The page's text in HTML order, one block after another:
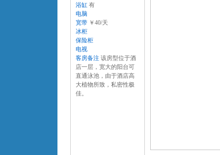
浴缸 有
电脑
宽带 ￥40/天
冰柜
保险柜
电视
客房备注 该房型位于酒
店一层，宽大的阳台可
直通泳池，由于酒店高
大植物所致，私密性极
佳。